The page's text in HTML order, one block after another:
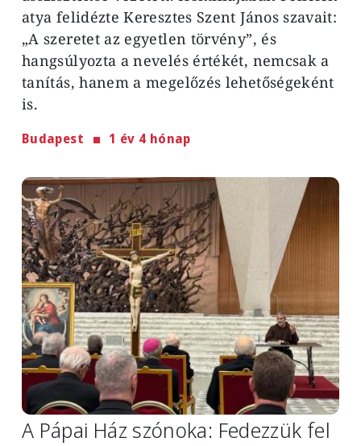
atya felidézte Keresztes Szent János szavait:
„A szeretet az egyetlen törvény”, és
hangsúlyozta a nevelés értékét, nemcsak a
tanítás, hanem a megelőzés lehetőségeként
is.
Budapest 1 év 4 hónap
Image
A Pápai Ház szónoka: Fedezzük fel